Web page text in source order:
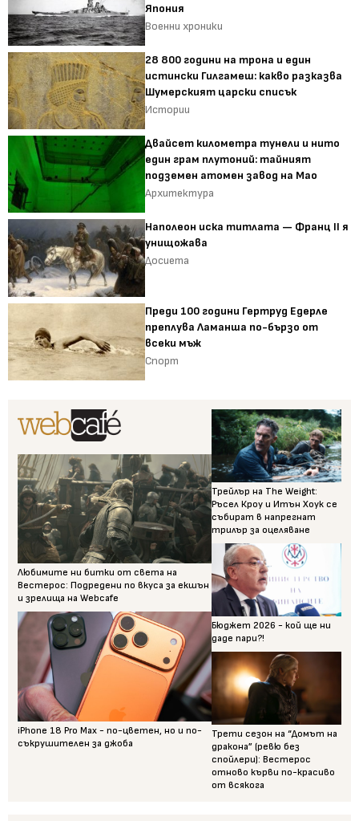
Япония
Военни хроники
28 800 години на трона и един
истински Гилгамеш: какво разказва
Шумерският царски списък
Истории
Двайсет километра тунели и нито
един грам плутоний: тайният
подземен атомен завод на Мао
Архитектура
Наполеон иска титлата — Франц II я
унищожава
Досиета
Преди 100 години Гертруд Едерле
преплува Ламанша по-бързо от
всеки мъж
Спорт
Любимите ни битки от света на
Вестерос: Подредени по вкуса за екшън
и зрелища на Webcafe
iPhone 18 Pro Max - по-цветен, но и по-
съкрушителен за джоба
Трейлър на The Weight:
Ръсел Кроу и Итън Хоук се
събират в напрегнат
трилър за оцеляване
Бюджет 2026 - кой ще ни
даде пари?!
Трети сезон на “Домът на
дракона” (ревю без
спойлери): Вестерос
отново кърви по-красиво
от всякога